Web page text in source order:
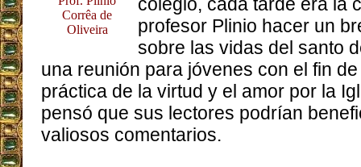
Corrêa de
Oliveira
profesor Plinio hacer un
sobre las vidas del santo
una reunión para jóvenes con el fin
práctica de la virtud y el amor por la
pensó que sus lectores podrían
valiosos comentarios.